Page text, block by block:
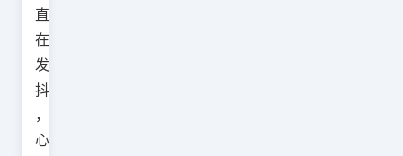
直
在
发
抖
，
心